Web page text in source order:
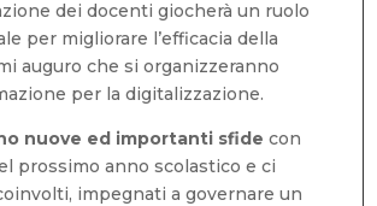
dei docenti giocherà un ruolo
per migliorare l’efficacia della
auguro che si organizzeranno
per la digitalizzazione.
nuove ed importanti sfide con
prossimo anno scolastico e ci
impegnati a governare un